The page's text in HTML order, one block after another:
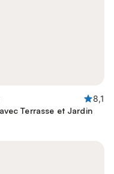
8,1
Terrasse et Jardin